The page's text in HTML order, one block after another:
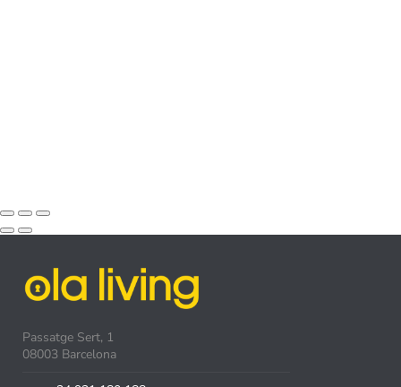
Passatge Sert, 1
08003 Barcelona